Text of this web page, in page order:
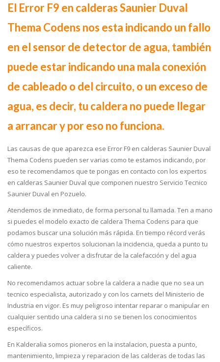
El Error F9 en calderas Saunier Duval
Thema Codens nos esta indicando un fallo
en el sensor de detector de agua, también
puede estar indicando una mala conexión
de cableado o del circuito, o un exceso de
agua, es decir, tu caldera no puede llegar
a arrancar y por eso no funciona.
Las causas de que aparezca ese Error F9 en calderas Saunier Duval
Thema Codens pueden ser varias como te estamos indicando, por
eso te recomendamos que te pongas en contacto con los expertos
en calderas Saunier Duval que componen nuestro Servicio Tecnico
Saunier Duval en Pozuelo.
Atendemos de inmediato, de forma personal tu llamada. Ten a mano
si puedes el modelo exacto de caldera Thema Codens para que
podamos buscar una solución más rápida. En tiempo récord verás
cómo nuestros expertos solucionan la incidencia, queda a punto tu
caldera y puedes volver a disfrutar de la calefacción y del agua
caliente.
No recomendamos actuar sobre la caldera a nadie que no sea un
tecnico especialista, autorizado y con los carnets del Ministerio de
Industria en vigor. Es muy peligroso intentar reparar o manipular en
cualquier sentido una caldera si no se tienen los conocimientos
específicos.
En Kalderalia somos pioneros en la instalacion, puesta a punto,
mantenimiento, limpieza y reparacion de las calderas de todas las